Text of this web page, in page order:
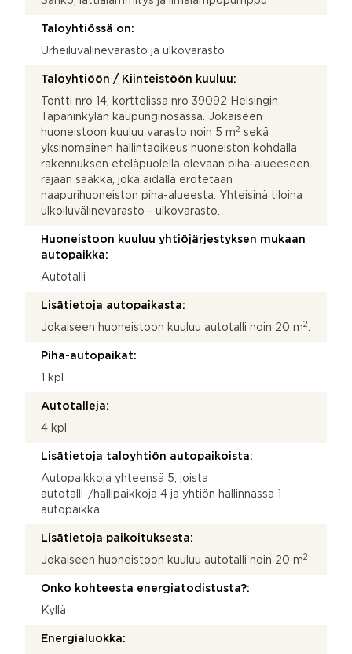
Taloyhtiössä on:
Urheiluvälinevarasto ja ulkovarasto
Taloyhtiöön / Kiinteistöön kuuluu:
Tontti nro 14, korttelissa nro 39092 Helsingin
Tapaninkylän kaupunginosassa. Jokaiseen
huoneistoon kuuluu varasto noin 5 m2 sekä
yksinomainen hallintaoikeus huoneiston kohdalla
rakennuksen eteläpuolella olevaan piha-alueeseen
rajaan saakka, joka aidalla erotetaan
naapurihuoneiston piha-alueesta. Yhteisinä tiloina
ulkoiluvälinevarasto - ulkovarasto.
Huoneistoon kuuluu yhtiöjärjestyksen mukaan
autopaikka:
Autotalli
Lisätietoja autopaikasta:
Jokaiseen huoneistoon kuuluu autotalli noin 20 m2
Piha-autopaikat:
1 kpl
Autotalleja:
4 kpl
Lisätietoja taloyhtiön autopaikoista:
Autopaikkoja yhteensä 5, joista
autotalli-/hallipaikkoja 4 ja yhtiön hallinnassa 1
autopaikka.
Lisätietoja paikoituksesta:
Jokaiseen huoneistoon kuuluu autotalli noin 20 m2
Onko kohteesta energiatodistusta?:
Kyllä
Energialuokka: